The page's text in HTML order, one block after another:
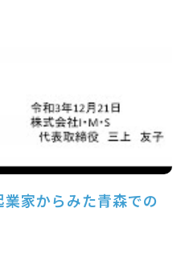
家からみた青森での